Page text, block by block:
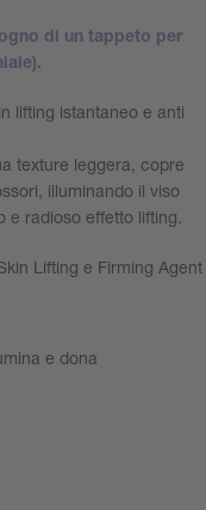
di un tappeto per
lifting istantaneo e anti
texture leggera, copre
illuminando il viso
e radioso effetto lifting.
Lifting e Firming Agent
e dona